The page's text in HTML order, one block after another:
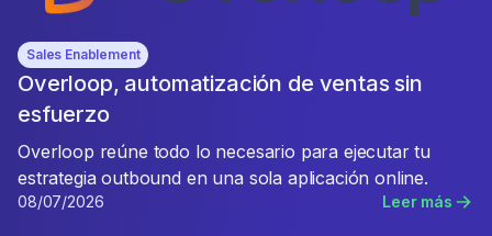
Sales Enablement
Overloop, automatización de ventas sin
esfuerzo
Overloop reúne todo lo necesario para ejecutar tu
estrategia outbound en una sola aplicación online.
08/07/2026 Leer más